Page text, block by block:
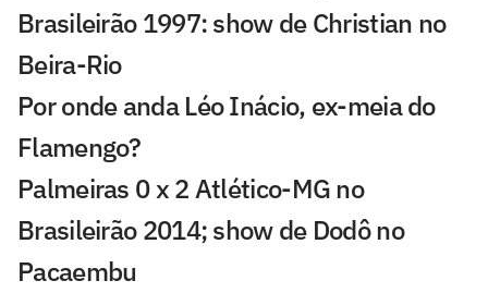
Brasileirão 1997: show de Christian no
Beira-Rio
Por onde anda Léo Inácio, ex-meia do
Flamengo?
Palmeiras 0 x 2 Atlético-MG no
Brasileirão 2014; show de Dodô no
Pacaembu